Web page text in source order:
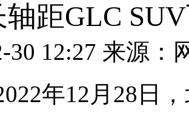
距GLC
30 12:27 来源：
年12月28日，